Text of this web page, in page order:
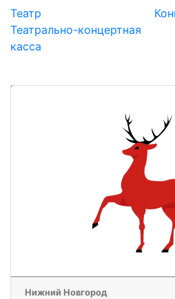
Театр
Театрально-концертная
касса
Нижний Новгород